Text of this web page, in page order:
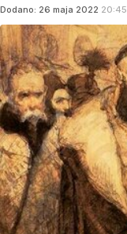
Dodano: 26 maja 2022 20:45